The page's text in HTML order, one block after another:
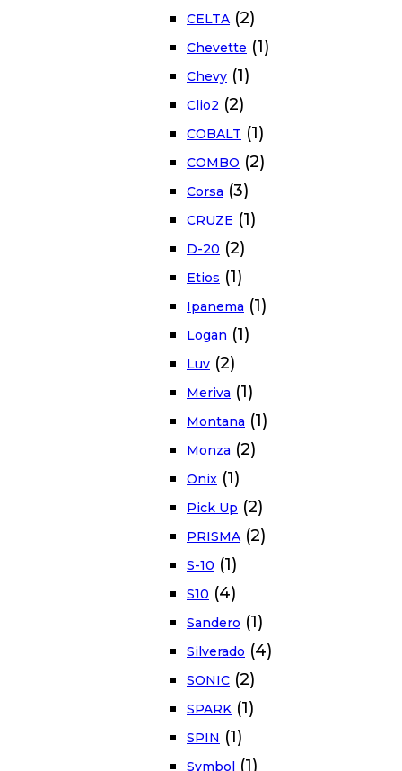
CELTA (2)
Chevette (1)
Chevy (1)
Clio2 (2)
COBALT (1)
COMBO (2)
Corsa (3)
CRUZE (1)
D-20 (2)
Etios (1)
Ipanema (1)
Logan (1)
Luv (2)
Meriva (1)
Montana (1)
Monza (2)
Onix (1)
Pick Up (2)
PRISMA (2)
S-10 (1)
S10 (4)
Sandero (1)
Silverado (4)
SONIC (2)
SPARK (1)
SPIN (1)
Symbol (1)